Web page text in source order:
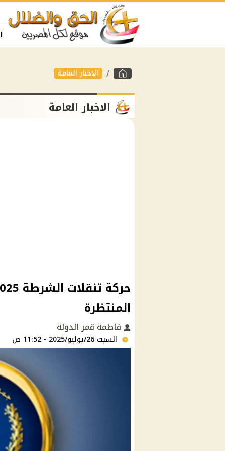
الاخبار العامة
الاخبار العامة
المنتظرة
فاطمة قمر الدولة
السبت 26/يوليو/2025 - 11:52 ص